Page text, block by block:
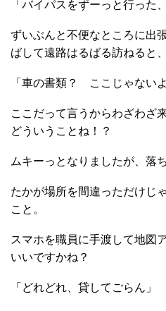
「バイパスをずーっと行った
ずいぶんと不便なところに出
ばして遠路はるばる訪ねると
「車の書類？ ここじゃない
ここだって言うからわざわざ
どういうことね！？
ムキーっとなりましたが、落
たかが場所を間違っただけじ
こと。
スマホを職員に手渡して地図
いいですかね？
「どれどれ、貸してごらん」